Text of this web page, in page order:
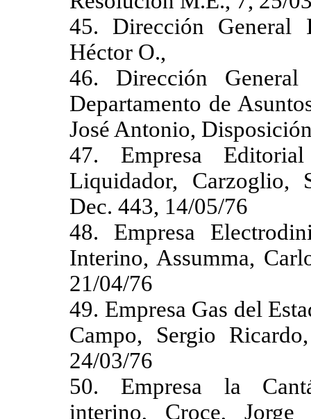
45. Dirección General
Héctor O.,
46. Dirección
Departamento de
José Antonio,
47. Empresa
Liquidador, Carzoglio,
Dec. 443, 14/05/76
48. Empresa
Interino, Assumma,
21/04/76
49. Empresa Gas del
Campo, Sergio
24/03/76
50. Empresa la
interino, Croce,